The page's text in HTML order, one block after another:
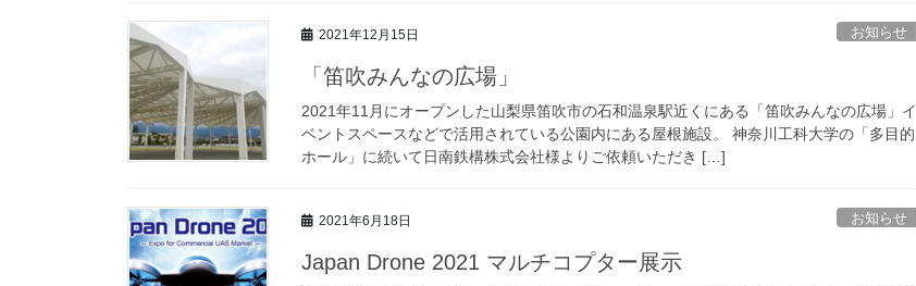
2021年12月15日 お知らせ
「笛吹みんなの広場」
2021年11月にオープンした山梨県笛吹市の石和温泉駅近くにある「笛吹みんなの広場」イ
ベントスペースなどで活用されている公園内にある屋根施設。 神奈川工科大学の「多目的
ホール」に続いて日南鉄構株式会社様よりご依頼いただき […]
2021年6月18日 お知らせ
Japan Drone 2021 マルチコプター展示